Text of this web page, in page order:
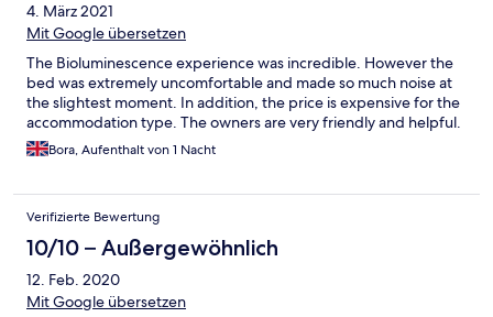
4. März 2021
Mit Google übersetzen
The Bioluminescence experience was incredible. However the
bed was extremely uncomfortable and made so much noise at
the slightest moment. In addition, the price is expensive for the
accommodation type. The owners are very friendly and helpful.
Bora, Aufenthalt von 1 Nacht
Verifizierte Bewertung
10/10 – Außergewöhnlich
12. Feb. 2020
Mit Google übersetzen